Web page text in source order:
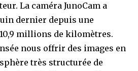
La caméra JunoCam a
dernier depuis une
millions de kilomètres.
nous offrir des images en
très structurée de